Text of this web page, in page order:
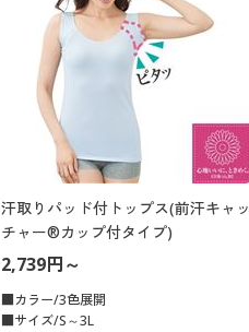
汗取りパッド付トップス(前汗キャッ
チャー®カップ付タイプ)
2,739円～
■カラー/3色展開
■サイズ/S～3L